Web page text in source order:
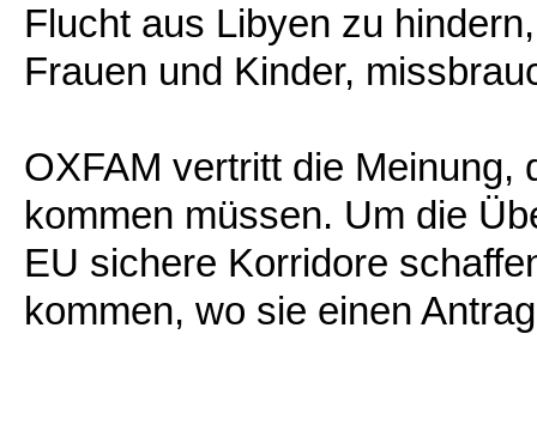
Flucht aus Libyen zu
Frauen und Kinder,
OXFAM vertritt die Meinung,
kommen müssen. Um die
EU sichere Korridore
kommen, wo sie einen